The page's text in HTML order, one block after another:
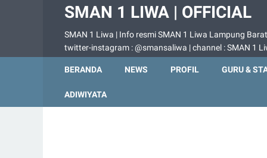
SMAN 1 LIWA | OFFICIAL
SMAN 1 Liwa | Info resmi SMAN 1 Liwa Lampung
twitter-instagram : @smansaliwa | channel : SMAN 1
BERANDA NEWS PROFIL GURU &
ADIWIYATA